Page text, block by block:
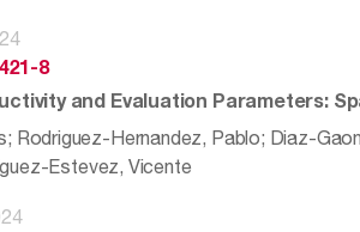
8
and Evaluation Parameters:
Rodriguez-Hernandez, Pablo; Diaz-
Estevez, Vicente